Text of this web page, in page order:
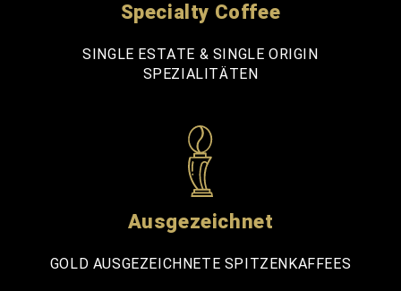
Specialty Coffee
SINGLE ESTATE & SINGLE ORIGIN
SPEZIALITÄTEN
Ausgezeichnet
GOLD AUSGEZEICHNETE SPITZENKAFFEES